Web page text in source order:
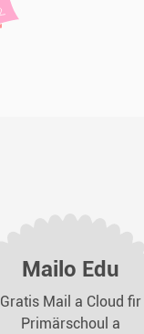
Mailo Edu
Gratis Mail a Cloud fir
Primärschoul a